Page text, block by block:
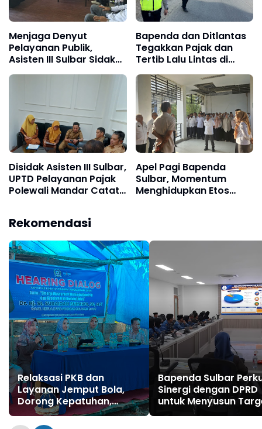
Menjaga Denyut
Pelayanan Publik,
Asisten III Sulbar Sidak
UPTD Pajak Daerah
Bapenda dan Ditlantas
Tegakkan Pajak dan
Tertib Lalu Lintas di
Depan Kantor Gubernur
Disidak Asisten III Sulbar,
UPTD Pelayanan Pajak
Polewali Mandar Catat
Apel Pagi Bapenda
Sulbar, Momentum
Menghidupkan Etos
Rekomendasi
Relaksasi PKB dan
Layanan Jemput Bola,
Dorong Kepatuhan,
Genjot PAD Sulbar
Bapenda Sulbar
Sinergi dengan DPRD
untuk Menyusun
PAD 2027